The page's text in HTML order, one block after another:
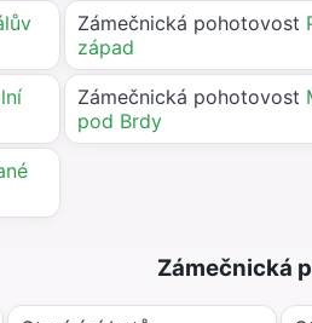
Zámečnická pohotovost
západ
Zámečnická pohotovost
pod Brdy
Zámečnická